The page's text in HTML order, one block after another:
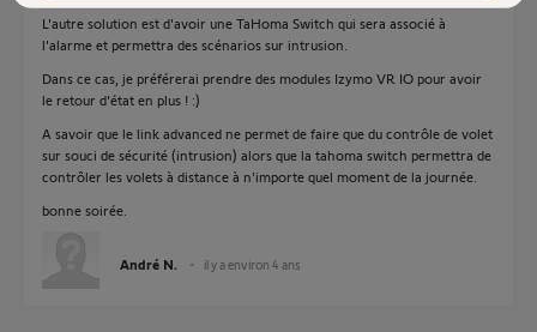
L'autre solution est d'avoir une TaHoma Switch qui sera associé à
l'alarme et permettra des scénarios sur intrusion.
Dans ce cas, je préférerai prendre des modules Izymo VR IO pour avoir
le retour d'état en plus ! :)
A savoir que le link advanced ne permet de faire que du contrôle de volet
sur souci de sécurité (intrusion) alors que la tahoma switch permettra de
contrôler les volets à distance à n'importe quel moment de la journée.
bonne soirée.
André N. il y a environ 4 ans